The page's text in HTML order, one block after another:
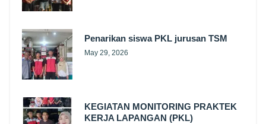
Penarikan siswa PKL jurusan TSM
May 29, 2026
KEGIATAN MONITORING PRAKTEK
KERJA LAPANGAN (PKL)